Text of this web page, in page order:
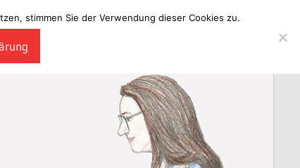
stimmen Sie der Verwendung dieser Cookies zu.